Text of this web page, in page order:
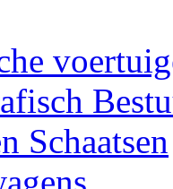
Schaatsen